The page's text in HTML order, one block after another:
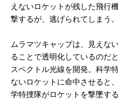
えないロケットが残した飛行
撃するが、逃げられてしまう。
ムラマツキャップは、見えな
ることで透明化しているのだ
スペクトル光線を開発。科学
ないロケットに命中させると
学特捜隊がロケットを撃墜す